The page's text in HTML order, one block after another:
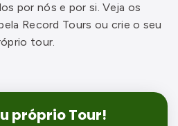
por nós e por si. Veja os
Record Tours ou crie o seu
tour.
próprio Tour!